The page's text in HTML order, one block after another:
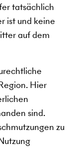
tatsächlich
ist und keine
auf dem
Hier
sind.
zu